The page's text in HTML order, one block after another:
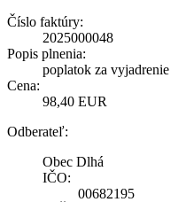
Číslo faktúry:
2025000048
Popis plnenia:
poplatok za vyjadrenie
Cena:
98,40 EUR
Odberateľ:
Obec Dlhá
IČO:
00682195